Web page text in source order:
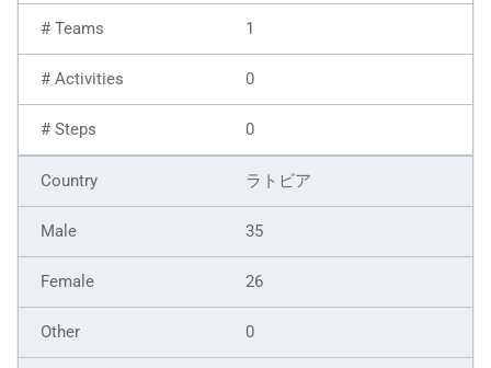
1
0
0
ラトビア
35
26
0